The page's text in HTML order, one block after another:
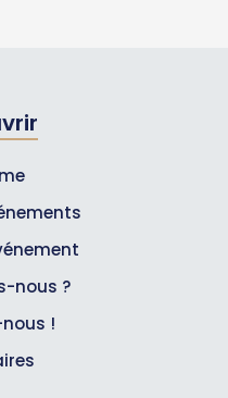
nous ?
!